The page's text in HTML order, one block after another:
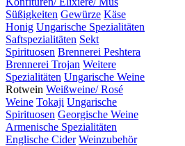
Süßigkeiten Gewürze Käse
Honig Ungarische Spezialitäten
Saftspezialitäten Sekt
Spirituosen Brennerei Peshtera
Brennerei Trojan Weitere
Spezialitäten Ungarische Weine
Rotwein Weißweine/ Rosé
Weine Tokaji Ungarische
Spirituosen Georgische Weine
Armenische Spezialitäten
Englische Cider Weinzubehör